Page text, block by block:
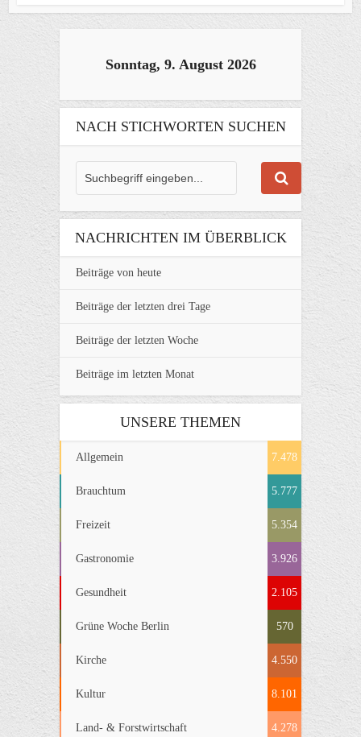
Sonntag, 9. August 2026
NACH STICHWORTEN SUCHEN
NACHRICHTEN IM ÜBERBLICK
Beiträge von heute
Beiträge der letzten drei Tage
Beiträge der letzten Woche
Beiträge im letzten Monat
UNSERE THEMEN
Allgemein 7.478
Brauchtum 5.777
Freizeit 5.354
Gastronomie 3.926
Gesundheit 2.105
Grüne Woche Berlin 570
Kirche 4.550
Kultur 8.101
Land- & Forstwirtschaft 4.278